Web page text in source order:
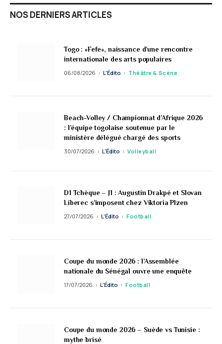
NOS DERNIERS ARTICLES
Togo : «Fefe», naissance d’une rencontre
internationale des arts populaires
06/08/2026 L'Édito Théâtre & Scène
Beach-Volley / Championnat d’Afrique 2026
: l’équipe togolaise soutenue par le
ministère délégué chargé des sports
30/07/2026 L'Édito Volleyball
D1 Tchèque – J1 : Augustin Drakpé et Slovan
Liberec s’imposent chez Viktoria Plzen
27/07/2026 L'Édito Football
Coupe du monde 2026 : l’Assemblée
nationale du Sénégal ouvre une enquête
17/07/2026 L'Édito Football
Coupe du monde 2026 – Suède vs Tunisie :
mythe brisé